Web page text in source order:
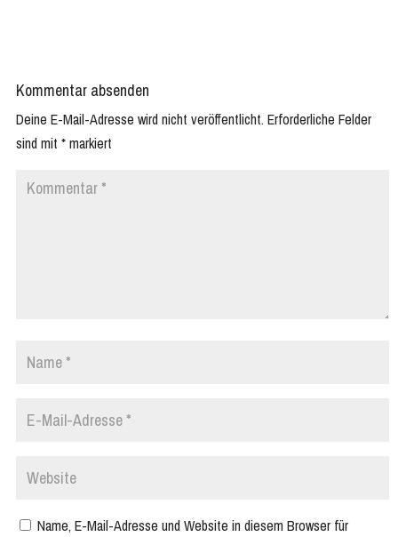
Kommentar absenden
Deine E-Mail-Adresse wird nicht veröffentlicht. Erforderliche Felder
sind mit *markiert
Name, E-Mail-Adresse und Website in diesem Browser für